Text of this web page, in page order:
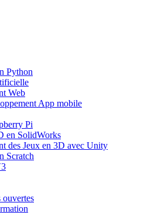
Python
Web
App mobile
Pi
en SolidWorks
des Jeux en 3D avec Unity
Scratch
ouvertes